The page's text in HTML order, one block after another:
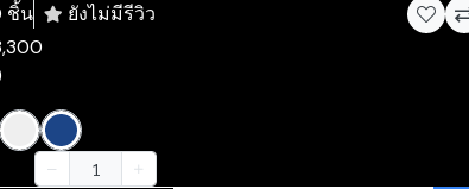
ชิ้น ยังไม่มีรีวิว